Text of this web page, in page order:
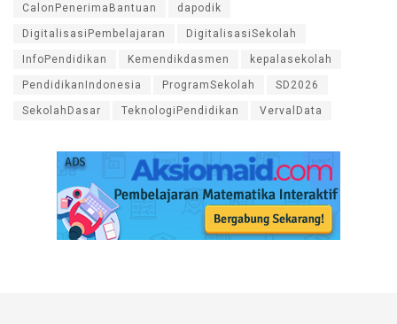
CalonPenerimaBantuan dapodik
DigitalisasiPembelajaran DigitalisasiSekolah
InfoPendidikan Kemendikdasmen kepalasekolah
PendidikanIndonesia ProgramSekolah SD2026
SekolahDasar TeknologiPendidikan VervalData